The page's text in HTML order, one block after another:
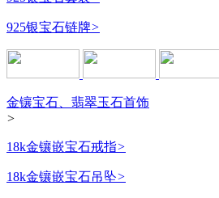
925银宝石链牌>
金镶宝石、翡翠玉石首饰
>
18k金镶嵌宝石戒指>
18k金镶嵌宝石吊坠>